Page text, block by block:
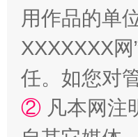
漫山遍野的桃花与雪山
用作品的单
XXXXXXX
任。如您对
② 凡本网注